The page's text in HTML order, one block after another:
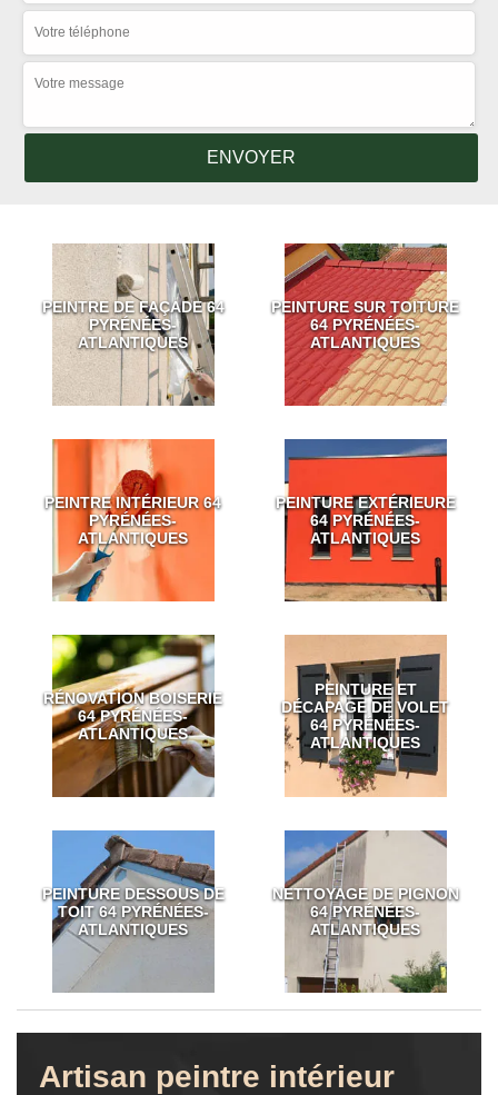
PEINTRE DE FAÇADE 64
PYRÉNÉES-
ATLANTIQUES
PEINTURE SUR TOITURE
64 PYRÉNÉES-
ATLANTIQUES
PEINTRE INTÉRIEUR 64
PYRÉNÉES-
ATLANTIQUES
PEINTURE EXTÉRIEURE
64 PYRÉNÉES-
ATLANTIQUES
RÉNOVATION BOISERIE
64 PYRÉNÉES-
ATLANTIQUES
PEINTURE ET
DÉCAPAGE DE VOLET
64 PYRÉNÉES-
ATLANTIQUES
PEINTURE DESSOUS DE
TOIT 64 PYRÉNÉES-
ATLANTIQUES
NETTOYAGE DE PIGNON
64 PYRÉNÉES-
ATLANTIQUES
Artisan peintre intérieur